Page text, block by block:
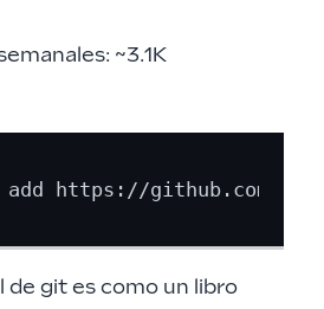
~3.1K
de git es como un libro